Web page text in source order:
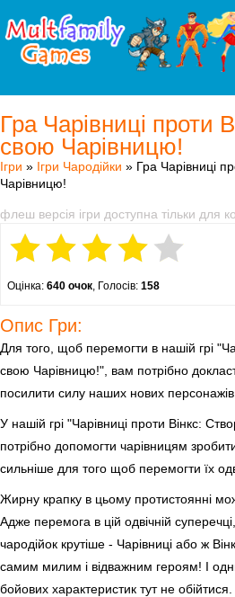
Гра Чарівниці проти
свою Чарівницю!
Ігри » Ігри Чародійки » Гра Чарівниці
Чарівницю!
флеш версія ігри доступна тільки для
Оцінка: 640 очок, Голосів: 158
Опис Гри:
Для того, щоб перемогти в нашій грі
свою Чарівницю!", вам потрібно
посилити силу наших нових персонажів
У нашій грі "Чарівниці проти Вінкс:
потрібно допомогти чарівницям
сильніше для того щоб перемогти їх
Жирну крапку в цьому протистоянні
Адже перемога в цій одвічній
чародійок крутіше - Чарівниці або ж
самим милим і відважним героям! І
бойових характеристик тут не